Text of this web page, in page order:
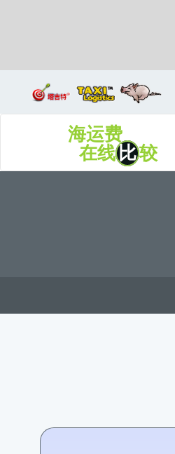
海运费
在线比较